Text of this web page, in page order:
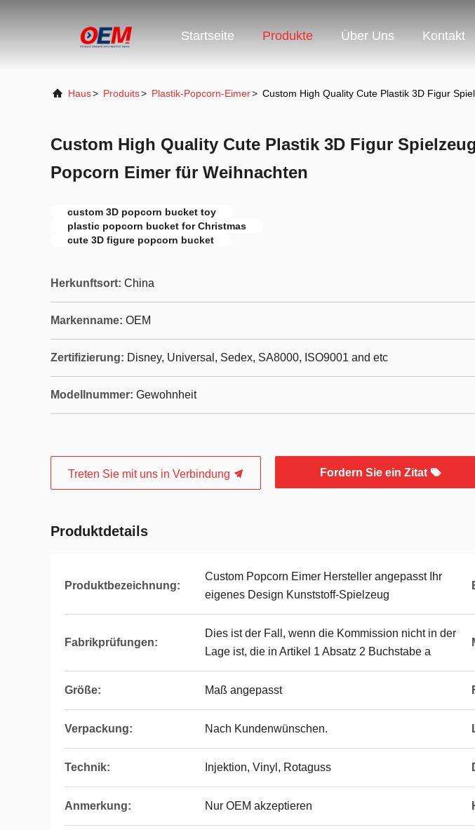
Startseite Produkte Über Uns Kontakt
Haus> Produits> Plastik-Popcorn-Eimer> Custom High Quality Cute Plastik 3D Figur
Custom High Quality Cute Plastik 3D Figur Spielzeug
Popcorn Eimer für Weihnachten
custom 3D popcorn bucket toy
plastic popcorn bucket for Christmas
cute 3D figure popcorn bucket
Herkunftsort: China
Markenname: OEM
Zertifizierung: Disney, Universal, Sedex, SA8000, ISO9001 and etc
Modellnummer: Gewohnheit
Treten Sie mit uns in Verbindung Fordern Sie ein Zitat
Produktdetails
Produktbezeichnung:
Custom Popcorn Eimer Hersteller angepasst Ihr
eigenes Design Kunststoff-Spielzeug
Fabrikprüfungen:
Dies ist der Fall, wenn die Kommission nicht in der
Lage ist, die in Artikel 1 Absatz 2 Buchstabe a
Größe: Maß angepasst
Verpackung: Nach Kundenwünschen.
Technik: Injektion, Vinyl, Rotaguss
Anmerkung: Nur OEM akzeptieren